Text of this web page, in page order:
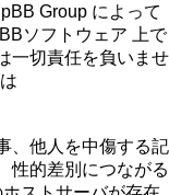
Group によって
ソフトウェア 上で
一切責任を負いませ
、他人を中傷する記
性的差別につながる